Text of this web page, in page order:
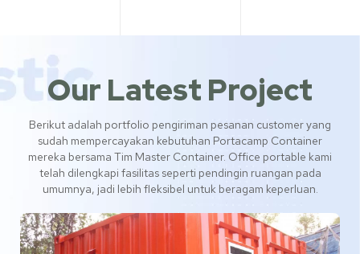
Our Latest Project
Berikut adalah portfolio pengiriman pesanan customer yang
sudah mempercayakan kebutuhan Portacamp Container
mereka bersama Tim Master Container. Office portable kami
telah dilengkapi fasilitas seperti pendingin ruangan pada
umumnya, jadi lebih fleksibel untuk beragam keperluan.